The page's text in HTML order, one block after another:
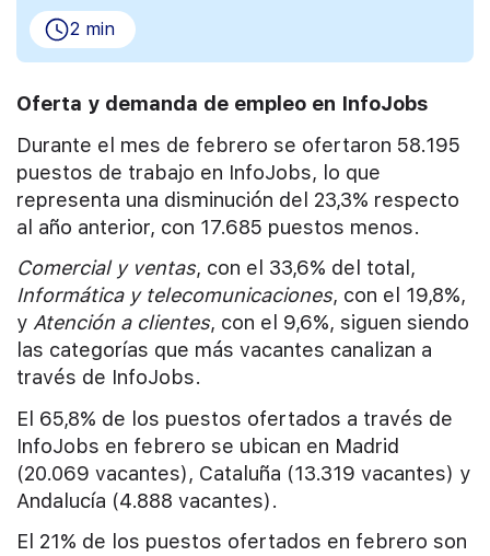
2 min
Oferta y demanda de empleo en InfoJobs
Durante el mes de febrero se ofertaron 58.195
puestos de trabajo en InfoJobs, lo que
representa una disminución del 23,3% respecto
al año anterior, con 17.685 puestos menos.
Comercial y ventas, con el 33,6% del total,
Informática y telecomunicaciones, con el 19,8%,
y Atención a clientes, con el 9,6%, siguen siendo
las categorías que más vacantes canalizan a
través de InfoJobs.
El 65,8% de los puestos ofertados a través de
InfoJobs en febrero se ubican en Madrid
(20.069 vacantes), Cataluña (13.319 vacantes) y
Andalucía (4.888 vacantes).
El 21% de los puestos ofertados en febrero son